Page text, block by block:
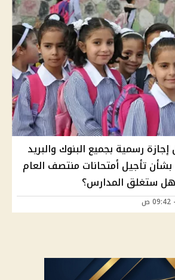
إجازة رسمية بجميع البنوك والبريد
تأجيل أمتحانات منتصف العام
هل ستغلق المدارس؟